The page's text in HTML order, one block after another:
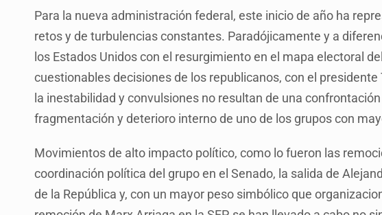
Al archivo la mitad de quejas contra el Siapa
Ya hay solicitud de audiencia de imputación en
Vecinos acusan retiro de árboles; Ijalvi niega tala
Buscan mantener tradiciones con Feria Corazón
Cae en Zapopan prófugo estadounidense
Para la nueva administración federal, este inicio de año ha
retos y de turbulencias constantes. Paradójicamente y a
los Estados Unidos con el resurgimiento en el mapa electoral
cuestionables decisiones de los republicanos, con el presidente
la inestabilidad y convulsiones no resultan de una
fragmentación y deterioro interno de uno de los grupos con
Movimientos de alto impacto político, como lo fueron las
coordinación política del grupo en el Senado, la salida de
de la República y, con un mayor peso simbólico que